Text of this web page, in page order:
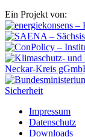
Ein Projekt von:
Impressum
Datenschutz
Downloads